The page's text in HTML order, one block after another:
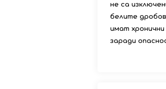
не са
белите
имат
заради